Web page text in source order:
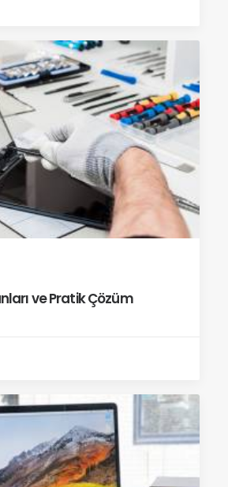
ve Pratik Çözüm